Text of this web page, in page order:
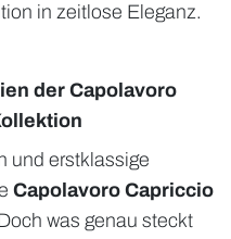
in zeitlose Eleganz.
der Capolavoro
und erstklassige
Capolavoro Capriccio
was genau steckt